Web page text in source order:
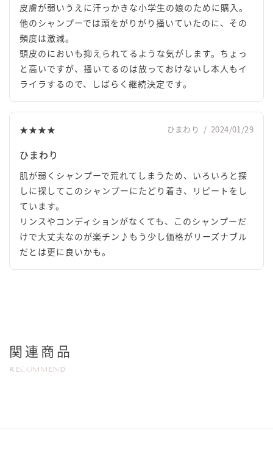
皮膚が弱いうえに汗っかきな小学生の娘のために購入。
他のシャンプーでは頭をがりがり掻いていたのに、その
頻度は激減。
頭皮のにおいも抑えられてるような気がします。ちょっ
と高いですが、掻いてるのは放っておけないし本人もイ
ライラするので、しばらく継続決定です。
★★★★ ひまわり / 2024/01/29
ひまわり
肌が弱くシャンプーで荒れてしまうため、いろいろと探
しに探してこのシャンプーにたどり着き、リピートをし
ています。
リンスやコンディションがなくても、このシャンプーだ
けで大丈夫なのが楽チン♪もう少し価格がリーズナブル
だとは更に良いかも。
関連商品
RECOMMEND